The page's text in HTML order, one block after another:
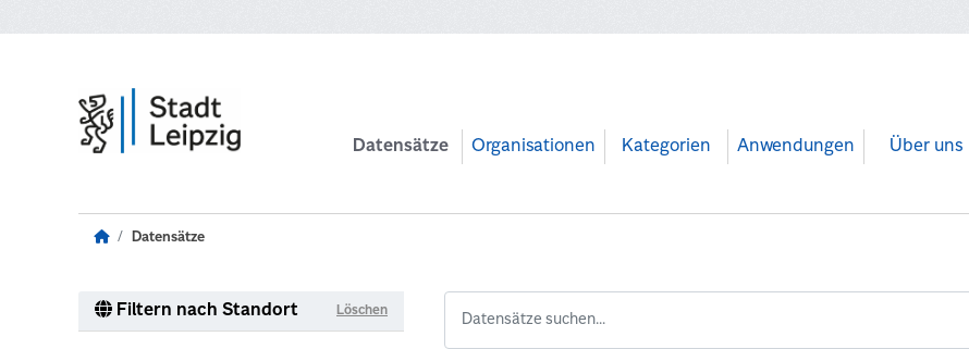
Datensätze Organisationen Kategorien Anwendungen Über uns
Datensätze
Filtern nach Standort Löschen